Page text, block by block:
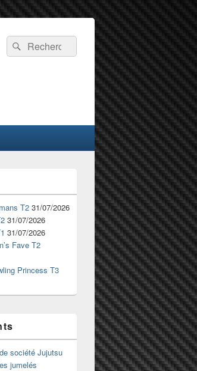
Recherche :
Rechercher
T2 31/07/2026
31/07/2026
31/07/2026
Fave T2
Princess T3
société Jujutsu
jumelés